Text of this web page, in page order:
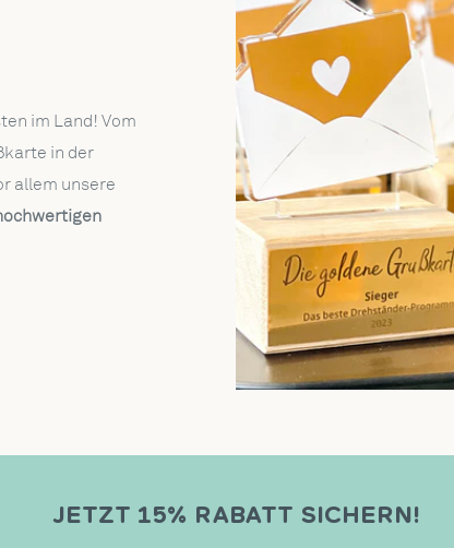
im Land! Vom
in der
allem unsere
JETZT 15% RABATT SICHERN!